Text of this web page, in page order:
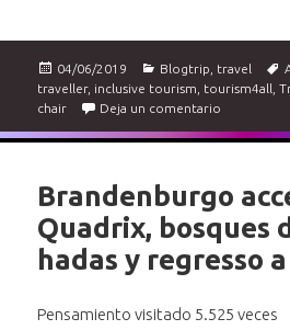
Publicado
el
04/06/2019 Categorías
Blogtrip travel
traveller, inclusive tourism tourism4all ,
chair
Deja un comentario
Brandenburgo
Quadrix, bosques
hadas y regresso a
Pensamiento visitado 5.525 veces